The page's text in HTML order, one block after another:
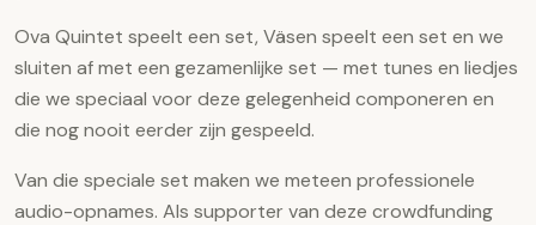
Ova Quintet speelt een set, Väsen speelt een set en we
sluiten af met een gezamenlijke set — met tunes en liedjes
die we speciaal voor deze gelegenheid componeren en
die nog nooit eerder zijn gespeeld.
Van die speciale set maken we meteen professionele
audio-opnames. Als supporter van deze crowdfunding